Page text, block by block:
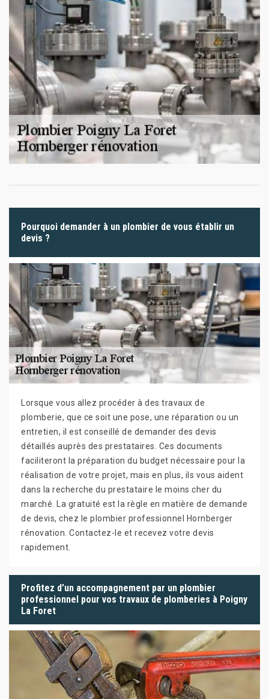
Pourquoi demander à un plombier de vous établir un
devis ?
Lorsque vous allez procéder à des travaux de
plomberie, que ce soit une pose, une réparation ou un
entretien, il est conseillé de demander des devis
détaillés auprès des prestataires. Ces documents
faciliteront la préparation du budget nécessaire pour la
réalisation de votre projet, mais en plus, ils vous aident
dans la recherche du prestataire le moins cher du
marché. La gratuité est la règle en matière de demande
de devis, chez le plombier professionnel Hornberger
rénovation. Contactez-le et recevez votre devis
rapidement.
Profitez d’un accompagnement par un plombier
professionnel pour vos travaux de plomberies à Poigny
La Foret